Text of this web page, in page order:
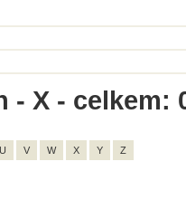
- X - celkem:
U V W X Y Z